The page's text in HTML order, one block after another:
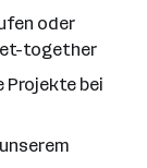
oder
together
Projekte bei